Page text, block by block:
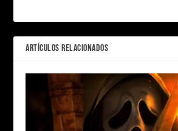
ARTÍCULOS RELACIONADOS